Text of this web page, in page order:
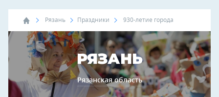
Рязань Праздники 930-летие города
РЯЗАНЬ
Рязанская область